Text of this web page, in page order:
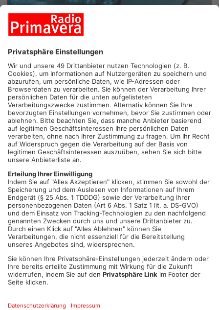
DIETZENBACH.Mit fast zwei Promille hat ein 24-Jähriger in
Dietzenbach offenbar grundlos einen Passanten mit einer
Reizgaspistole attackiert. Der junge Mann soll heute früh auf
einen 22-Jährigen losgegangen sein, der auf seinen Fahrdienst
wartete. Nach einem kurzen Gespräch schoss er dem Mann
plötzlich ins Gesicht. Das Opfer kam mit gereizten Augen und
Hautrötungen davon – der mutmaßliche Angreifer wurde kurz
darauf festgenommen. Wieso der 22-Jährige angegriffen wurde
und ob sich Täter und Opfer kannten, ermittelt jetzt die Polizei.
Artikel teilen
ANZEIGE